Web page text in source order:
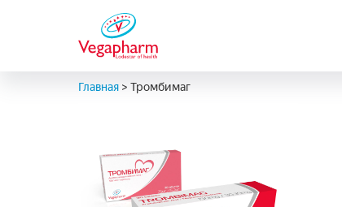
Главная > Тромбимаг